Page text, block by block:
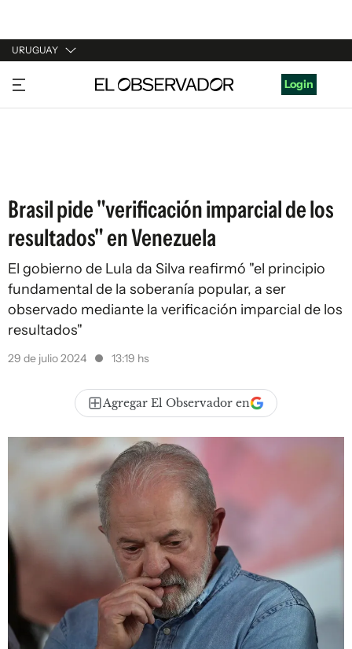
URUGUAY
URUGUAY
ARGENTINA
Login
Brasil pide "verificación imparcial de los
resultados" en Venezuela
El gobierno de Lula da Silva reafirmó "el principio
fundamental de la soberanía popular, a ser
observado mediante la verificación imparcial de los
resultados"
29 de julio 2024 13:19 hs
Agregar El Observador en